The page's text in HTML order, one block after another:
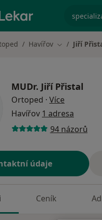
Havířov Změna města
Jiří
MUDr. Jiří Přistal
Ortoped · Více
Havířov 1 adresa
94 názorů
údaje
Ceník